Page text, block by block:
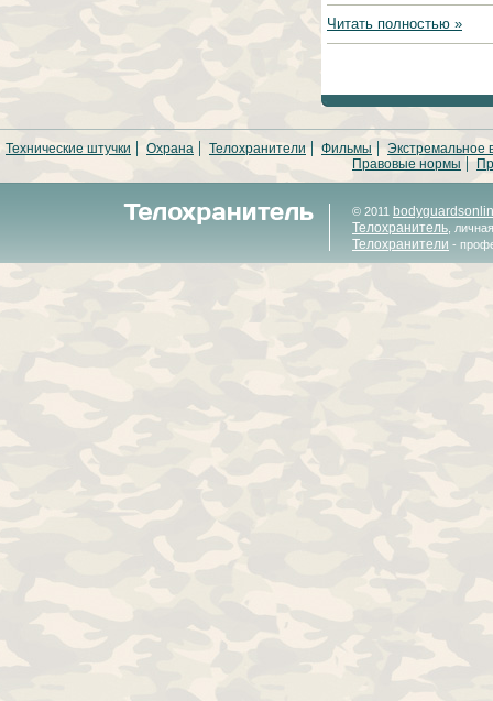
Читать полностью »
Технические штучки Охрана Телохранители Фильмы
Экстремальное
Правовые нормы
© 2011
Телохранитель ,
Телохранители -